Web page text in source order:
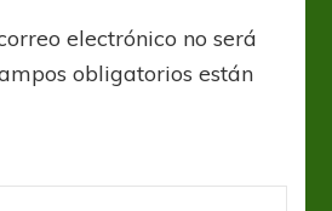
electrónico no será
obligatorios están